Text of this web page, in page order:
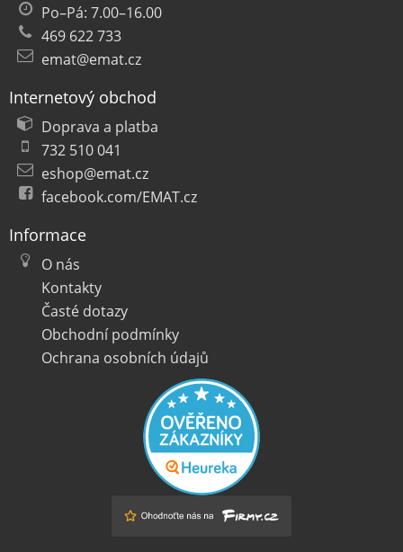
Po–Pá: 7.00–16.00
469 622 733
emat@emat.cz
Internetový obchod
Doprava a platba
732 510 041
eshop@emat.cz
facebook.com/EMAT.cz
Informace
O nás
Kontakty
Časté dotazy
Obchodní podmínky
Ochrana osobních údajů